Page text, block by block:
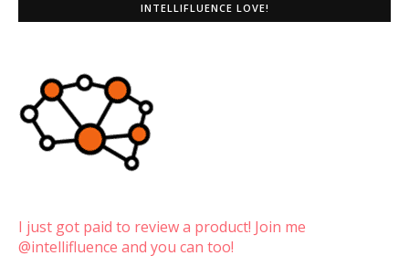
INTELLIFLUENCE LOVE!
I just got paid to review a product! Join me
@intellifluence and you can too!